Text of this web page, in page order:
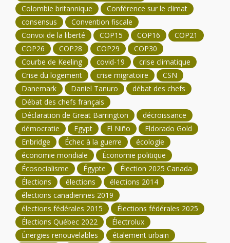
Colombie britannique
Conférence sur le climat
consensus
Convention fiscale
Convoi de la liberté
COP15 COP16
COP21
COP26
COP28 COP29
COP30
Courbe de Keeling
covid-19
crise climatique
Crise du logement
crise migratoire
CSN
Danemark
Daniel Tanuro
débat des chefs
Débat des chefs français
Déclaration de Great Barrington
décroissance
démocratie
Egypt El Niño
Eldorado Gold
Enbridge
Échec à la guerre
écologie
économie mondiale
Économie politique
Écosocialisme
Égypte
Élection 2025 Canada
Élections
élections
élections 2014
élections canadiennes 2019
élections fédérales 2015
Élections fédérales 2025
Élections Québec 2022
Électrolux
Énergies renouvelables
étalement urbain